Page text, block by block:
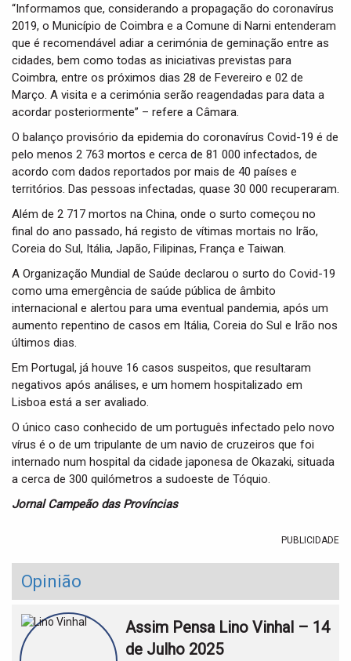
“Informamos que, considerando a propagação do coronavírus
2019, o Município de Coimbra e a Comune di Narni entenderam
que é recomendável adiar a cerimónia de geminação entre as
cidades, bem como todas as iniciativas previstas para
Coimbra, entre os próximos dias 28 de Fevereiro e 02 de
Março. A visita e a cerimónia serão reagendadas para data a
acordar posteriormente” – refere a Câmara.
O balanço provisório da epidemia do coronavírus Covid-19 é de
pelo menos 2 763 mortos e cerca de 81 000 infectados, de
acordo com dados reportados por mais de 40 países e
territórios. Das pessoas infectadas, quase 30 000 recuperaram.
Além de 2 717 mortos na China, onde o surto começou no
final do ano passado, há registo de vítimas mortais no Irão,
Coreia do Sul, Itália, Japão, Filipinas, França e Taiwan.
A Organização Mundial de Saúde declarou o surto do Covid-19
como uma emergência de saúde pública de âmbito
internacional e alertou para uma eventual pandemia, após um
aumento repentino de casos em Itália, Coreia do Sul e Irão nos
últimos dias.
Em Portugal, já houve 16 casos suspeitos, que resultaram
negativos após análises, e um homem hospitalizado em
Lisboa está a ser avaliado.
O único caso conhecido de um português infectado pelo novo
vírus é o de um tripulante de um navio de cruzeiros que foi
internado num hospital da cidade japonesa de Okazaki, situada
a cerca de 300 quilómetros a sudoeste de Tóquio.
Jornal Campeão das Províncias
PUBLICIDADE
Opinião
Assim Pensa Lino Vinhal – 14
de Julho 2025